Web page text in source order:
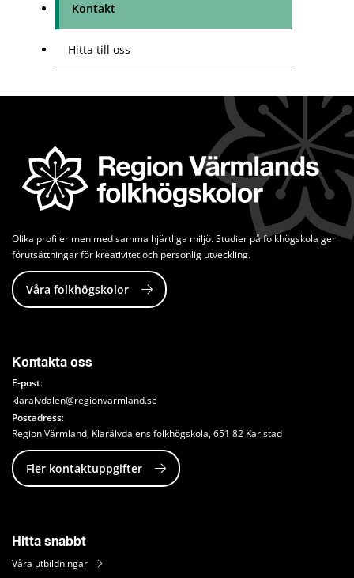
Kontakt
Hitta till oss
Olika profiler men med samma hjärtliga miljö. Studier på folkhögskola ger
förutsättningar för kreativitet och personlig utveckling.
Våra folkhögskolor
Kontakta oss
E-post:
klaralvdalen@regionvarmland.se
Postadress:
Region Värmland, Klarälvdalens folkhögskola, 651 82 Karlstad
Fler kontaktuppgifter
Hitta snabbt
Våra utbildningar